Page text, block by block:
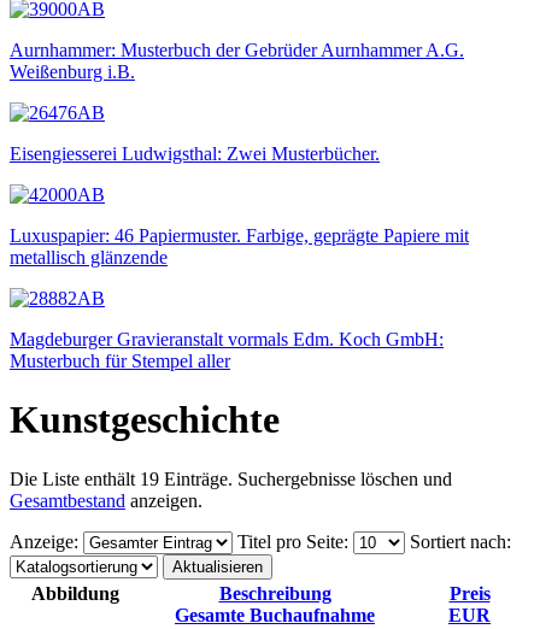
Aurnhammer: Musterbuch der Gebrüder Aurnhammer A.G.
Weißenburg i.B.
Eisengiesserei Ludwigsthal: Zwei Musterbücher.
Luxuspapier: 46 Papiermuster. Farbige, geprägte Papiere mit
metallisch glänzende
Magdeburger Gravieranstalt vormals Edm. Koch GmbH:
Musterbuch für Stempel aller
Kunstgeschichte
Die Liste enthält 19 Einträge. Suchergebnisse löschen und
Gesamtbestand anzeigen.
Anzeige: Titel pro Seite: Sortiert nach:
Abbildung
Beschreibung
Gesamte Buchaufnahme
Preis
EUR